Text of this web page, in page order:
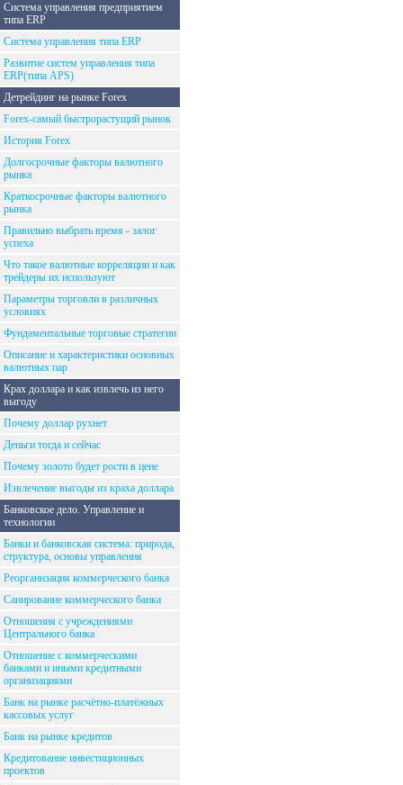
Система управления предприятием
типа ERP
Система управления типа ERP
Развитие систем управления типа
ERP(типа APS)
Детрейдинг на рынке Forex
Forex-самый быстрорастущий рынок
История Forex
Долгосрочные факторы валютного
рынка
Краткосрочные факторы валютного
рынка
Правильно выбрать время - залог
успеха
Что такое валютные корреляции и как
трейдеры их используют
Параметры торговли в различных
условиях
Фундаментальные торговые стратегии
Описание и характеристики основных
валютных пар
Крах доллара и как извлечь из него
выгоду
Почему доллар рухнет
Деньги тогда и сейчас
Почему золото будет рости в цене
Извлечение выгоды из краха доллара
Банковское дело. Управление и
технологии
Банки и банковская система: природа,
структура, основы управления
Реорганизация коммерческого банка
Санирование коммерческого банка
Отношения с учреждениями
Центрального банка
Отношение с коммерческими
банками и иными кредитными
организациями
Банк на рынке расчётно-платёжных
кассовых услуг
Банк на рынке кредитов
Кредитование инвестиционных
проектов